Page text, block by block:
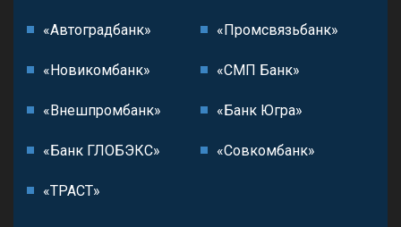
«Автоградбанк» «Промсвязьбанк»
«Новикомбанк» «СМП Банк»
«Внешпромбанк» «Банк Югра»
«Банк ГЛОБЭКС» «Совкомбанк»
«ТРАСТ»